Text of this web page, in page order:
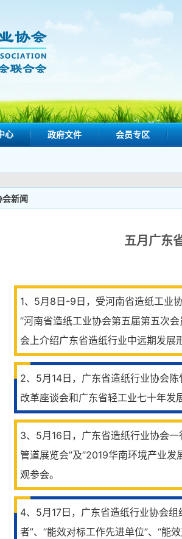
心 政府文件 会员专区
会新闻
五月广东
1、5月8日-9日，受河南省造纸工业
“河南省造纸工业协会第五届第五次
会上介绍广东省造纸行业中远期发展
2、5月14日，广东省造纸行业协会
改革座谈会和广东省轻工业七十年发
3、5月16日，广东省造纸行业协会
管道展览会”及“2019华南环境产业
观参会。
4、5月17日，广东省造纸行业协会
者”、“能效对标工作先进单位”、“能